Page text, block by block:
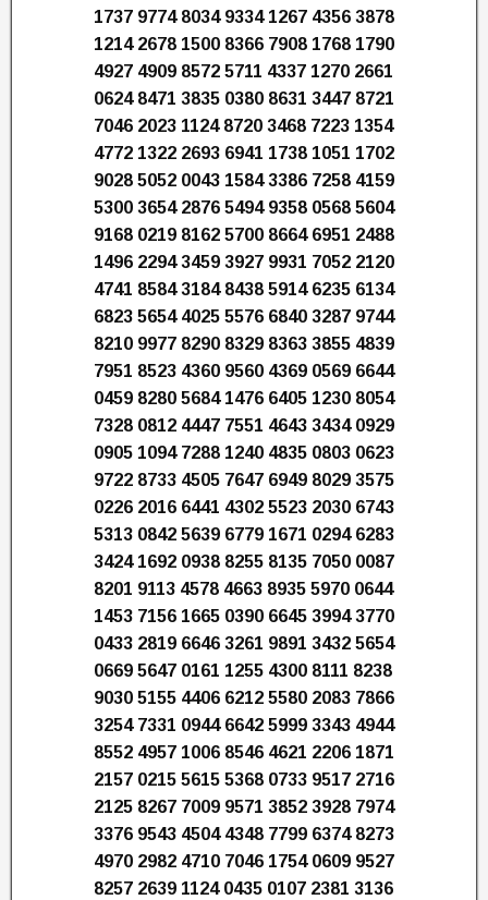
1737 9774 8034 9334 1267 4356 3878
1214 2678 1500 8366 7908 1768 1790
4927 4909 8572 5711 4337 1270 2661
0624 8471 3835 0380 8631 3447 8721
7046 2023 1124 8720 3468 7223 1354
4772 1322 2693 6941 1738 1051 1702
9028 5052 0043 1584 3386 7258 4159
5300 3654 2876 5494 9358 0568 5604
9168 0219 8162 5700 8664 6951 2488
1496 2294 3459 3927 9931 7052 2120
4741 8584 3184 8438 5914 6235 6134
6823 5654 4025 5576 6840 3287 9744
8210 9977 8290 8329 8363 3855 4839
7951 8523 4360 9560 4369 0569 6644
0459 8280 5684 1476 6405 1230 8054
7328 0812 4447 7551 4643 3434 0929
0905 1094 7288 1240 4835 0803 0623
9722 8733 4505 7647 6949 8029 3575
0226 2016 6441 4302 5523 2030 6743
5313 0842 5639 6779 1671 0294 6283
3424 1692 0938 8255 8135 7050 0087
8201 9113 4578 4663 8935 5970 0644
1453 7156 1665 0390 6645 3994 3770
0433 2819 6646 3261 9891 3432 5654
0669 5647 0161 1255 4300 8111 8238
9030 5155 4406 6212 5580 2083 7866
3254 7331 0944 6642 5999 3343 4944
8552 4957 1006 8546 4621 2206 1871
2157 0215 5615 5368 0733 9517 2716
2125 8267 7009 9571 3852 3928 7974
3376 9543 4504 4348 7799 6374 8273
4970 2982 4710 7046 1754 0609 9527
8257 2639 1124 0435 0107 2381 3136